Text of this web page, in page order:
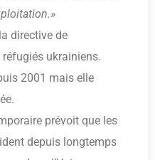
directive de
ukrainiens.
2001 mais elle
prévoit que les
depuis longtemps